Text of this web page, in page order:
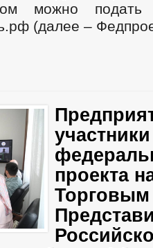
можно
(далее –
участники
проекта
Торговым